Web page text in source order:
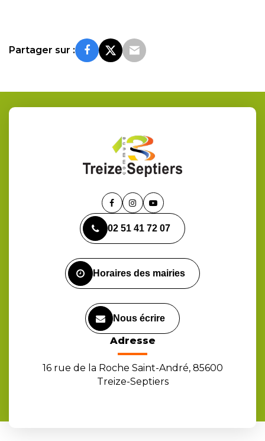
Partager sur :
Lien
le
compte
Lien
le
compte
Lien
la
chaîne
02 51 41 72 07
Horaires des mairies
Nous écrire
Adresse
16 rue de la Roche Saint-André, 85600
Treize-Septiers